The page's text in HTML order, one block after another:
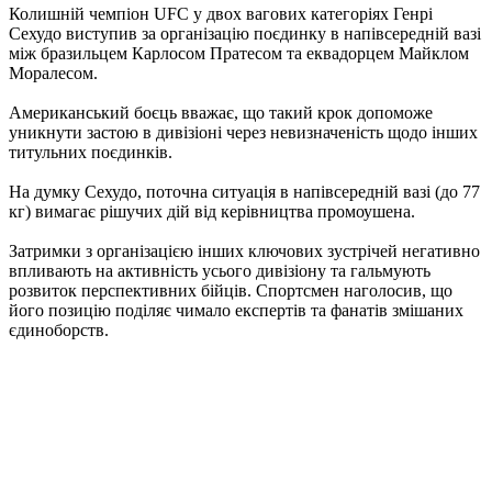
Колишній чемпіон UFC у двох вагових категоріях Генрі
Сехудо виступив за організацію поєдинку в напівсередній вазі
між бразильцем Карлосом Пратесом та еквадорцем Майклом
Моралесом.
Американський боєць вважає, що такий крок допоможе
уникнути застою в дивізіоні через невизначеність щодо інших
титульних поєдинків.
На думку Сехудо, поточна ситуація в напівсередній вазі (до 77
кг) вимагає рішучих дій від керівництва промоушена.
Затримки з організацією інших ключових зустрічей негативно
впливають на активність усього дивізіону та гальмують
розвиток перспективних бійців. Спортсмен наголосив, що
його позицію поділяє чимало експертів та фанатів змішаних
єдиноборств.